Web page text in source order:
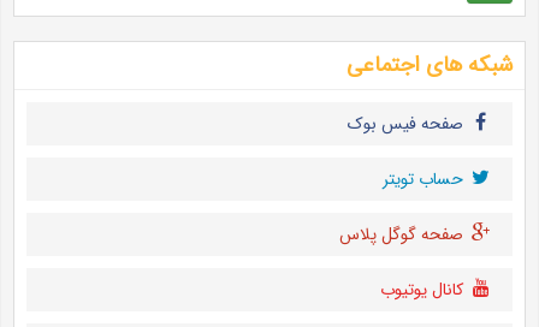
شبکه های اجتماعی
صفحه فیس بوک
حساب تويتر
صفحه گوگل پلاس
کانال یوتیوب